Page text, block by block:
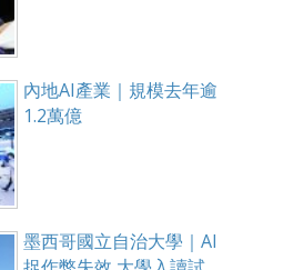
內地AI產業｜規模去年逾
1.2萬億
墨西哥國立自治大學｜AI